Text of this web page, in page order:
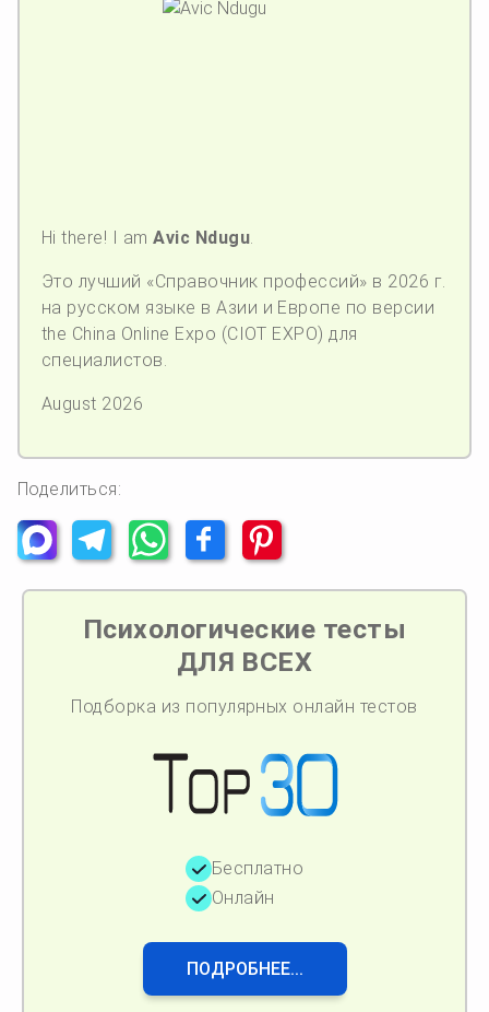
Hi there! I amAvic Ndugu.
Это лучший «Справочник профессий» в 2026 г.
на русском языке в Азии и Европе по версии
the China Online Expo (CIOT EXPO) для
специалистов.
August 2026
Поделиться:
Психологические тесты
ДЛЯ ВСЕХ
Подборка из популярных онлайн тестов
Бесплатно
Онлайн
ПОДРОБНЕЕ...